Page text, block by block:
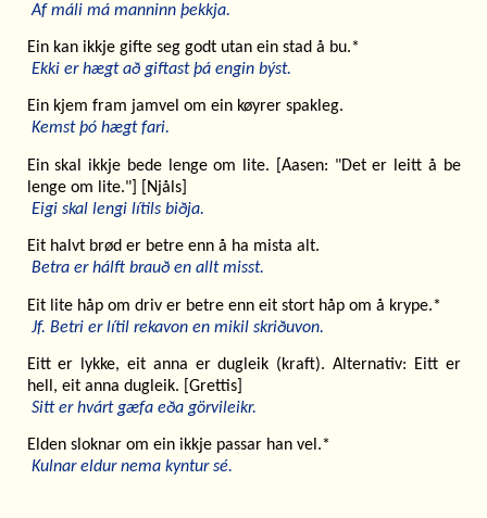
Af máli má manninn þekkja.
Ein kan ikkje gifte seg godt utan ein stad å bu.*
Ekki er hægt að giftast þá engin býst.
Ein kjem fram jamvel om ein køyrer spakleg.
Kemst þó hægt fari.
Ein skal ikkje bede lenge om lite. [Aasen: "Det er leitt å be
lenge om lite."] [Njåls]
Eigi skal lengi lítils biðja.
Eit halvt brød er betre enn å ha mista alt.
Betra er hálft brauð en allt misst.
Eit lite håp om driv er betre enn eit stort håp om å krype.*
Jf. Betri er lítil rekavon en mikil skriðuvon.
Eitt er lykke, eit anna er dugleik (kraft). Alternativ: Eitt er
hell, eit anna dugleik. [Grettis]
Sitt er hvárt gæfa eða görvileikr.
Elden sloknar om ein ikkje passar han vel.*
Kulnar eldur nema kyntur sé.